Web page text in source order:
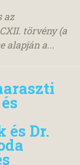
az
törvény (a
alapján a...
és Dr.